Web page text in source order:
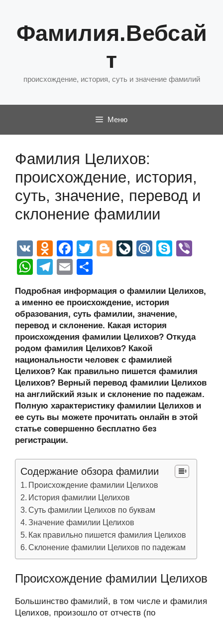
содержимому
Фамилия.Вебсай
т
происхождение, история, суть и значение фамилий
Меню
Фамилия Целихов:
происхождение, история,
суть, значение, перевод и
склонение фамилии
V
K
O
d
n
o
kl
a
ss
ni
ki
F
a
c
e
b
o
o
k
T
er
Bl
g
er
Li
J
o
ur
n
al
M
u
S
e
W
at
s
A
p
p
T
e
gr
a
m
E
ail р
а
в
и
ть
Подробная информация о фамилии Целихов,
а именно ее происхождение, история
образования, суть фамилии, значение,
перевод и склонение. Какая история
происхождения фамилии Целихов? Откуда
родом фамилия Целихов? Какой
национальности человек с фамилией
Целихов? Как правильно пишется фамилия
Целихов? Верный перевод фамилии Целихов
на английский язык и склонение по падежам.
Полную характеристику фамилии Целихов и
ее суть вы можете прочитать онлайн в этой
статье совершенно бесплатно без
регистрации.
Содержание обзора фамилии
Происхождение фамилии Целихов
История фамилии Целихов
Суть фамилии Целихов по буквам
Значение фамилии Целихов
Как правильно пишется фамилия Целихов
Склонение фамилии Целихов по падежам
Происхождение фамилии Целихов
Большинство фамилий, в том числе и фамилия
Целихов, произошло от отчеств (по